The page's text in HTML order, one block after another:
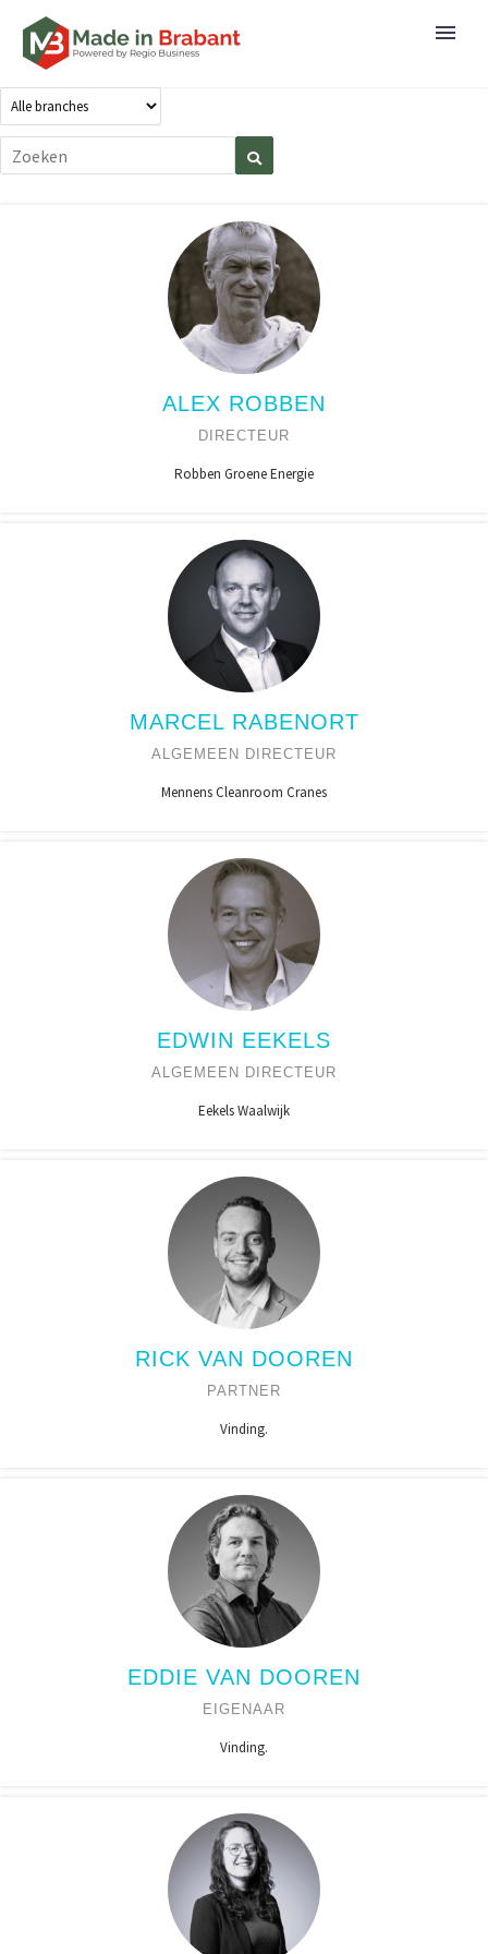
ALEX ROBBEN
DIRECTEUR
Robben Groene Energie
MARCEL RABENORT
ALGEMEEN DIRECTEUR
Mennens Cleanroom Cranes
EDWIN EEKELS
ALGEMEEN DIRECTEUR
Eekels Waalwijk
RICK VAN DOOREN
PARTNER
Vinding.
EDDIE VAN DOOREN
EIGENAAR
Vinding.